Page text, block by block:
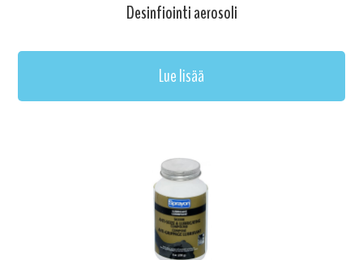
Desinfiointi aerosoli
Lue lisää